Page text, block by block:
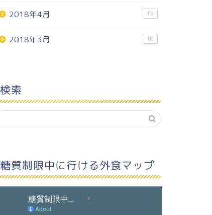
2018年4月 13
2018年3月 18
検索
糖質制限中に行ける外食マップ